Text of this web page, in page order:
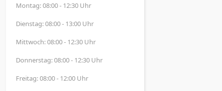
Montag: 08:00 - 12:30 Uhr
Dienstag: 08:00 - 13:00 Uhr
Mittwoch: 08:00 - 12:30 Uhr
Donnerstag: 08:00 - 12:30 Uhr
Freitag: 08:00 - 12:00 Uhr